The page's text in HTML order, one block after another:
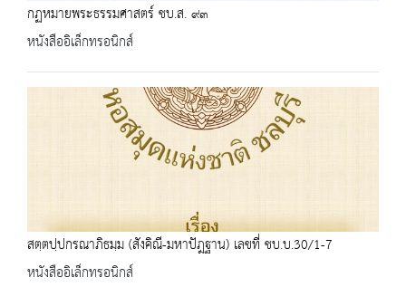
กฏหมายพระธรรมศาสตร์ ชบ.ส. ๙๓
หนังสืออิเล็กทรอนิกส์
สตฺตปฺปกรณาภิธมฺม (สังคิณี-มหาปัฎฐาน) เลขที่ ชบ.บ.30/1-7
หนังสืออิเล็กทรอนิกส์